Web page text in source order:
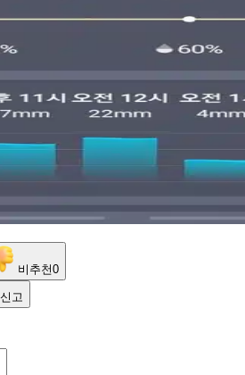
비추천0
신고